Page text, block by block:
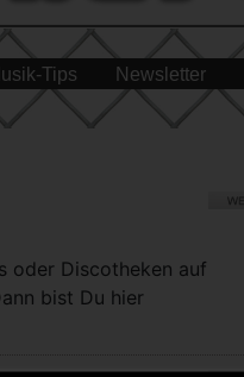
Tips Newsletter
oder Discotheken auf
bist Du hier